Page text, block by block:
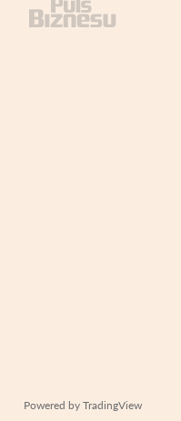
Powered by TradingView